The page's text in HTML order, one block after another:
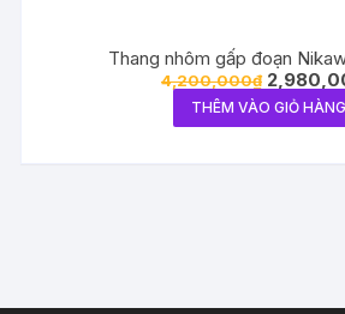
Thang nhôm gấp đoạn
4,200,000₫
THÊM VÀO GIỎ HÀNG